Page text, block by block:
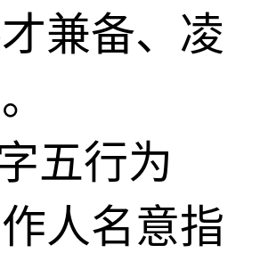
兼备、凌
五行为
人名意指